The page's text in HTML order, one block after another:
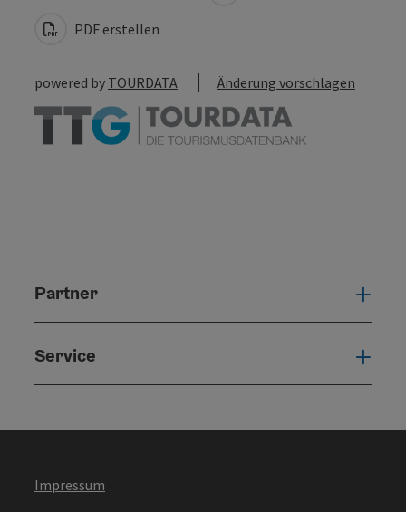
PDF erstellen
powered by TOURDATA Änderung vorschlagen
Partner
Service
Impressum